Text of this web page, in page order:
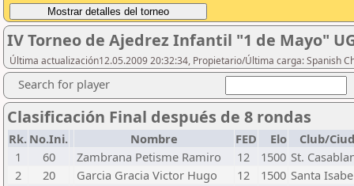
IV Torneo de Ajedrez Infantil "1 de Mayo"
Última actualización12.05.2009 20:32:34, Propietario/Última carga: Spanish
Search for player
Clasificación Final después de 8 rondas
Rk. No.Ini. Nombre FED Elo
Club/
1
60 Zambrana Petisme Ramiro 12 1500 St.
2
20 Garcia Gracia Victor Hugo 12 1500 Santa